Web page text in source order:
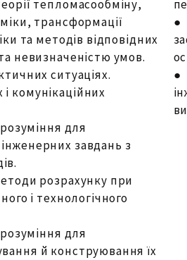
тепломасообміну,
трансформації
та методів відповідних
невизначеністю умов.
ситуаціях.
комунікаційних
для
завдань з
розрахунку при
і технологічного
для
й конструювання їх
●
●